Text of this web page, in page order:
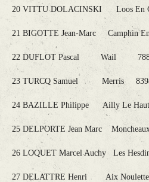
20 VITTU DOLACINSKI Loos En
21 BIGOTTE Jean-Marc Camphin
22 DUFLOT Pascal Wail
23 TURCQ Samuel Merris
24 BAZILLE Philippe Ailly Le
25 DELPORTE Jean Marc
26 LOQUET Marcel Auchy Les
27 DELATTRE Henri Aix Noulette